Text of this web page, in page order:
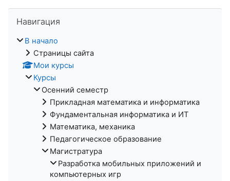
Навигация
В начало
Страницы сайта
Мои курсы
Курсы
Осенний семестр
Прикладная математика и информатика
Фундаментальная информатика и ИТ
Математика, механика
Педагогическое образование
Магистратура
Разработка мобильных приложений и
компьютерных игр